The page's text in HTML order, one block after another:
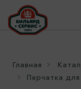
Главная
Перчатка